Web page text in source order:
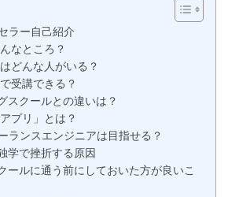
ラー自己紹介
なところ？
どんな人がいる？
受講できる？
スクールとの違いは？
プリ」とは？
ンスエンジニアは目指せる？
学で挫折する原因
ールに通う前にしておいた方が良いこ